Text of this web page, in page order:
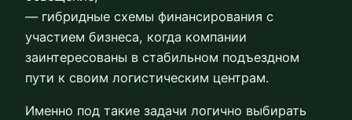
— гибридные схемы финансирования с
участием бизнеса, когда компании
заинтересованы в стабильном подъездном
пути к своим логистическим центрам.
Именно под такие задачи логично выбирать